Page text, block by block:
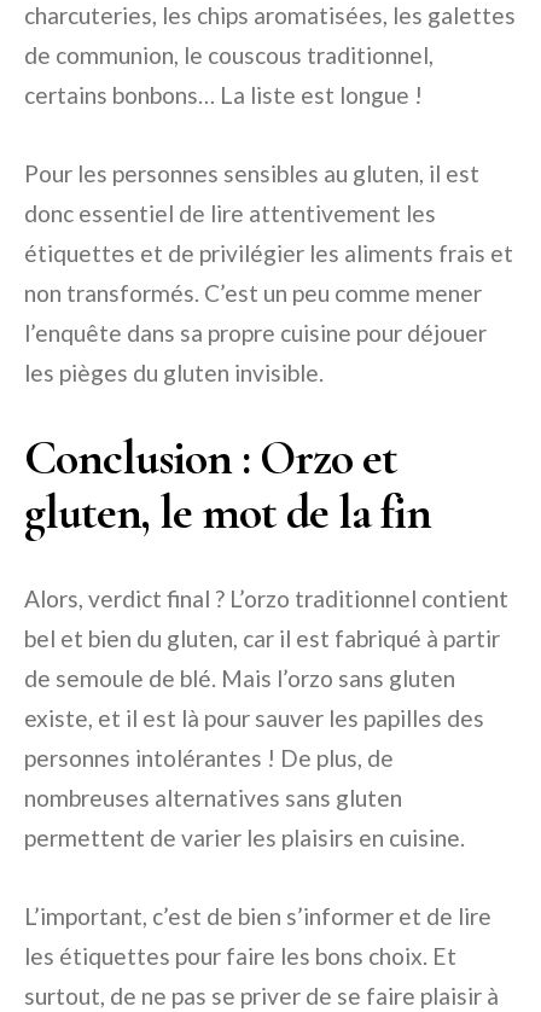
charcuteries, les chips aromatisées, les galettes
de communion, le couscous traditionnel,
certains bonbons… La liste est longue !
Pour les personnes sensibles au gluten, il est
donc essentiel de lire attentivement les
étiquettes et de privilégier les aliments frais et
non transformés. C’est un peu comme mener
l’enquête dans sa propre cuisine pour déjouer
les pièges du gluten invisible.
Conclusion : Orzo et
gluten, le mot de la fin
Alors, verdict final ? L’orzo traditionnel contient
bel et bien du gluten, car il est fabriqué à partir
de semoule de blé. Mais l’orzo sans gluten
existe, et il est là pour sauver les papilles des
personnes intolérantes ! De plus, de
nombreuses alternatives sans gluten
permettent de varier les plaisirs en cuisine.
L’important, c’est de bien s’informer et de lire
les étiquettes pour faire les bons choix. Et
surtout, de ne pas se priver de se faire plaisir à